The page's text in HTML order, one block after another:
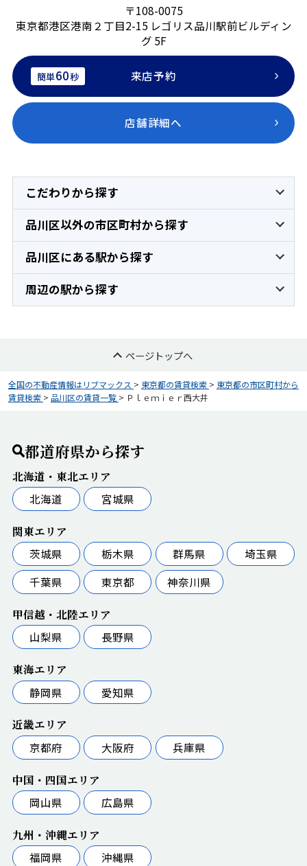
〒108-0075
東京都港区港南２丁目2-15 レゴリス品川駅前ビルディン
グ 5F
簡単60秒 来店予約
店舗詳細へ
こだわりから探す
品川区以外の市区町村から探す
品川区にある駅から探す
周辺の駅から探す
ページトップへ
全国の不動産情報はリブマックス > 東京都の賃貸検索 > 東京都の市区町村から
賃貸検索 > 品川区の賃貸一覧 > Ｐｌｅｍｉｅｒ西大井
都道府県から探す
北海道・東北エリア
北海道
宮城県
関東エリア
茨城県
栃木県 群馬県
埼玉県
千葉県
東京都 神奈川県
甲信越・北陸エリア
山梨県
長野県
東海エリア
静岡県
愛知県
近畿エリア
京都府
大阪府 兵庫県
中国・四国エリア
岡山県
広島県
九州・沖縄エリア
福岡県
沖縄県